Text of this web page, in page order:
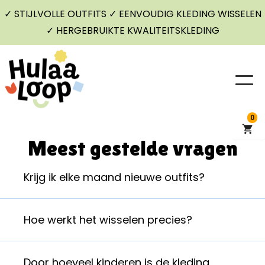
✓ STIJLVOLLE OUTFITS ✓ EENVOUDIG KLEDING WISSELEN
✓ HERGEBRUIKTE KWALITEITSKLEDING
Meest gestelde vragen
Krijg ik elke maand nieuwe outfits?
de Hulaaloop kleding wisselen wanneer het jou het beste
uitkomt. Dit mag voor dezelfde maat of voor een maat
groter.
Hoe werkt het wisselen precies?
0